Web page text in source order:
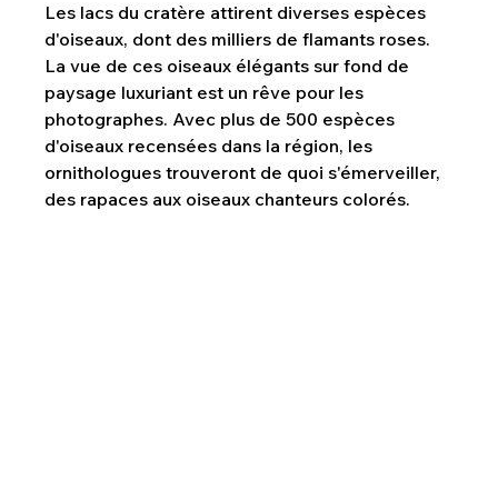
Les lacs du cratère attirent diverses espèces
d'oiseaux, dont des milliers de flamants roses.
La vue de ces oiseaux élégants sur fond de
paysage luxuriant est un rêve pour les
photographes. Avec plus de 500 espèces
d'oiseaux recensées dans la région, les
ornithologues trouveront de quoi s'émerveiller,
des rapaces aux oiseaux chanteurs colorés.